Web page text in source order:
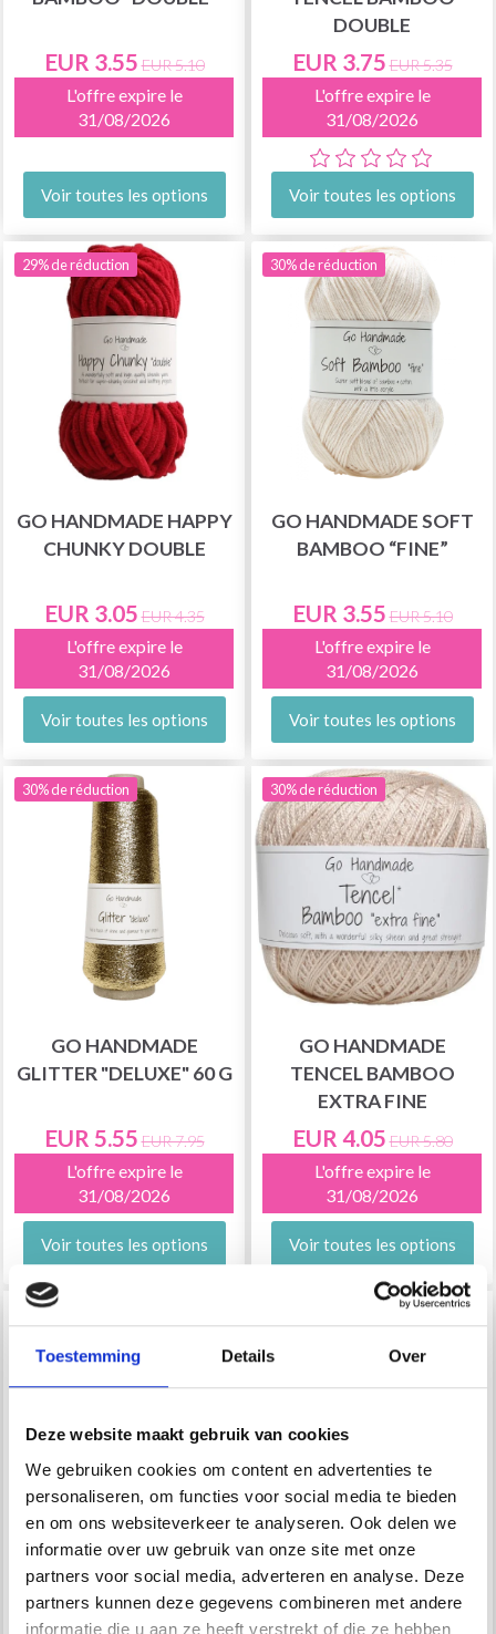
Toestemming Details Over
Deze website maakt gebruik van cookies
We gebruiken cookies om content en advertenties te
personaliseren, om functies voor social media te bieden
en om ons websiteverkeer te analyseren. Ook delen we
informatie over uw gebruik van onze site met onze
partners voor social media, adverteren en analyse. Deze
partners kunnen deze gegevens combineren met andere
informatie die u aan ze heeft verstrekt of die ze hebben
EUR 3.55 EUR 5.10
L'offre expire le
31/08/2026
Voir toutes les options
DOUBLE
EUR 3.75 EUR 5.35
L'offre expire le
31/08/2026
Voir toutes les options
29% de réduction
GO HANDMADE HAPPY
CHUNKY DOUBLE
EUR 3.05 EUR 4.35
L'offre expire le
31/08/2026
Voir toutes les options
30% de réduction
GO HANDMADE SOFT
BAMBOO “FINE”
EUR 3.55 EUR 5.10
L'offre expire le
31/08/2026
Voir toutes les options
30% de réduction
GO HANDMADE
GLITTER "DELUXE" 60 G
EUR 5.55 EUR 7.95
L'offre expire le
31/08/2026
Voir toutes les options
30% de réduction
GO HANDMADE
TENCEL BAMBOO
EXTRA FINE
EUR 4.05 EUR 5.80
L'offre expire le
31/08/2026
Voir toutes les options
29% de réduction
GO HANDMADE COSY
GO HANDMADE KIT
CROCHET BÉBÉ
OISEAUX ET HOCHET